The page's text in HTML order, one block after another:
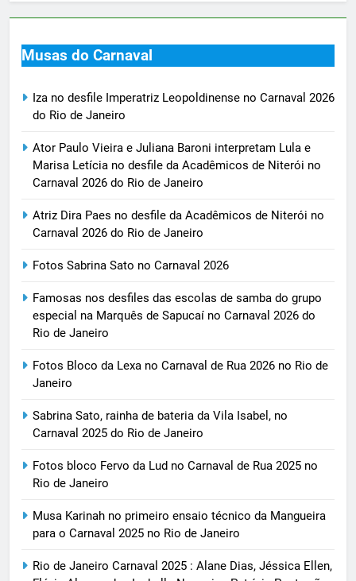
Musas do Carnaval
Iza no desfile Imperatriz Leopoldinense no Carnaval 2026
do Rio de Janeiro
Ator Paulo Vieira e Juliana Baroni interpretam Lula e
Marisa Letícia no desfile da Acadêmicos de Niterói no
Carnaval 2026 do Rio de Janeiro
Atriz Dira Paes no desfile da Acadêmicos de Niterói no
Carnaval 2026 do Rio de Janeiro
Fotos Sabrina Sato no Carnaval 2026
Famosas nos desfiles das escolas de samba do grupo
especial na Marquês de Sapucaí no Carnaval 2026 do
Rio de Janeiro
Fotos Bloco da Lexa no Carnaval de Rua 2026 no Rio de
Janeiro
Sabrina Sato, rainha de bateria da Vila Isabel, no
Carnaval 2025 do Rio de Janeiro
Fotos bloco Fervo da Lud no Carnaval de Rua 2025 no
Rio de Janeiro
Musa Karinah no primeiro ensaio técnico da Mangueira
para o Carnaval 2025 no Rio de Janeiro
Rio de Janeiro Carnaval 2025 : Alane Dias, Jéssica Ellen,